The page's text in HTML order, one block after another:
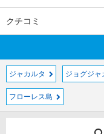
クチコミ
ジャカルタ ジョグジャ
フローレス島